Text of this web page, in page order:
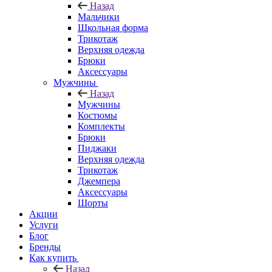
Назад
Мальчики
Школьная форма
Трикотаж
Верхняя одежда
Брюки
Аксессуары
Мужчины
Назад
Мужчины
Костюмы
Комплекты
Брюки
Пиджаки
Верхняя одежда
Трикотаж
Джемпера
Аксессуары
Шорты
Акции
Услуги
Блог
Бренды
Как купить
Назад